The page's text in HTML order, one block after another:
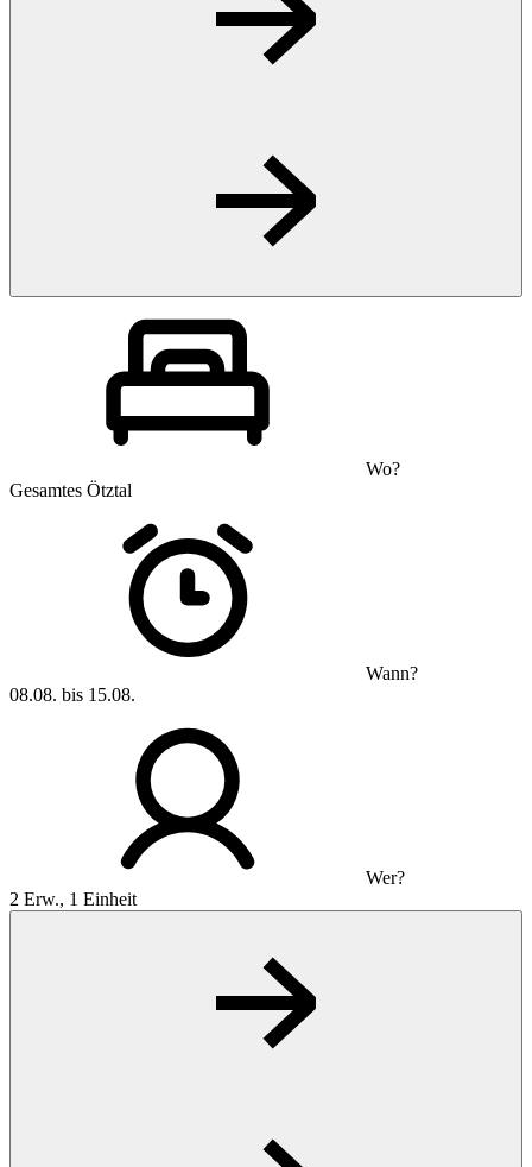
Wo?
Gesamtes Ötztal
Wann?
08.08. bis 15.08.
Wer?
2 Erw., 1 Einheit